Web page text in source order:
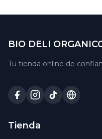
BIO DELI
Tu tienda online de
Tienda